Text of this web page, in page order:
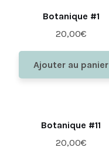
Botanique #1
20,00€
Ajouter au panier
Botanique #11
20,00€